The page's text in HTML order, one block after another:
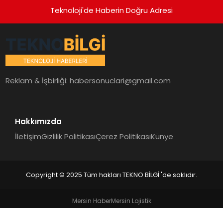
Teknoloji'de Haberin Doğru Adresi
Reklam & İşbirliği:habersonuclari@gmail.com
Hakkımızda
İletişimGizlilik PolitikasıÇerez PolitikasıKünye
Copyright © 2025 Tüm hakları TEKNO BİLGİ 'de saklıdır.
Mersin HaberMersin Lojistik